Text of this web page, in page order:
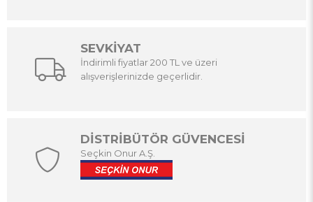
SEVKİYAT
İndirimli fiyatlar 200 TL ve üzeri
alışverişlerinizde geçerlidir.
DİSTRİBÜTÖR GÜVENCESİ
Seçkin Onur A.Ş.